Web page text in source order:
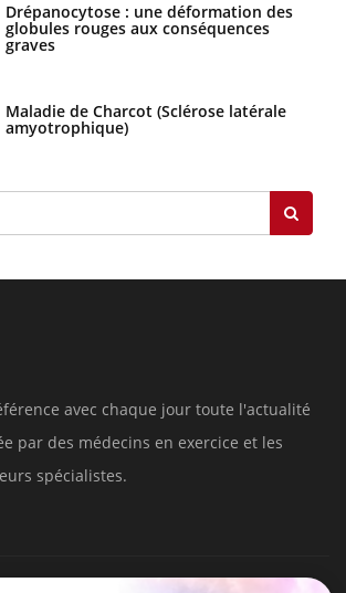
Drépanocytose : une déformation des
globules rouges aux conséquences
graves
Maladie de Charcot (Sclérose latérale
amyotrophique)
avec chaque jour toute l'actualité
par des médecins en exercice et les
spécialistes.